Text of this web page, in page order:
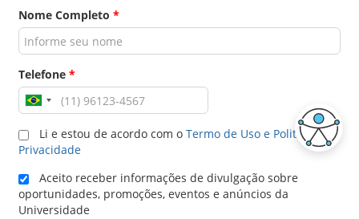
Nome Completo *
Telefone *
Li e estou de acordo com o Termo de Uso e Politica de
Privacidade
Aceito receber informações de divulgação sobre
oportunidades, promoções, eventos e anúncios da
Universidade